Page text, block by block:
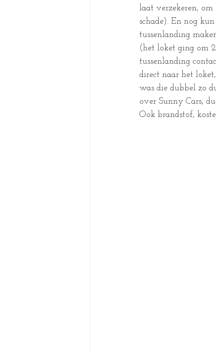
laat verzekeren,
schade). En nog
tussenlanding
(het loket ging om
tussenlanding
direct naar het
was die dubbel zo
over Sunny Cars,
Ook brandstof,